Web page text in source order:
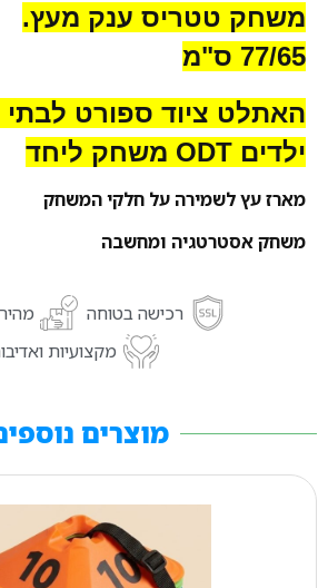
משחק טטריס ענק מעץ.
77/65 ס"מ
האתלט ציוד ספורט לבתי
ילדים ODT משחק ליחד
מארז עץ לשמירה על חלקי המשחק
משחק אסטרטגיה ומחשבה
רכישה בטוחה
מקצועיות
מוצרים